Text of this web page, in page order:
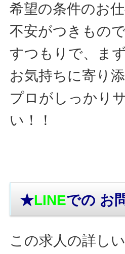
希望の条件のお
不安がつきもの
すつもりで、ま
お気持ちに寄り
プロがしっかり
い！！
★LINEでの お
この求人の詳し